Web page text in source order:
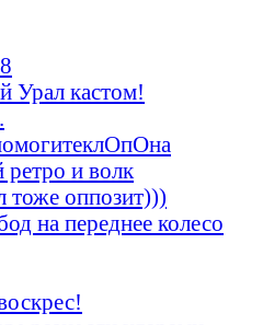
Урал кастом!
ретро и волк
тоже оппозит)))
на переднее колесо